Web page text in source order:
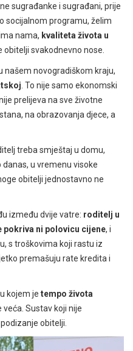
sugrađanke i sugrađani, prije
socijalnom programu, želim
nama, kvaliteta života u
svakodnevno nose.
našem novogradiškom kraju,
. To nije samo ekonomski
prelijeva na sve životne
na obrazovanja djece, a
treba smještaj u domu,
u vremenu visoke
obitelji jednostavno ne
između dvije vatre: roditelj u
pokriva ni polovicu cijene, i
s troškovima koji rastu iz
premašuju rate kredita i
kojem je tempo života
Sustav koji nije
obitelji.